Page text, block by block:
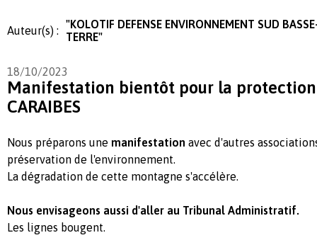
Auteur(s) :
"KOLOTIF DEFENSE ENVIRONNEMENT SUD
TERRE"
18/10/2023
Manifestation bientôt pour la protection
CARAIBES
Nous préparons une manifestation avec d'autres
préservation de l'environnement.
La dégradation de cette montagne s'accélère.
Nous envisageons aussi d'aller au Tribunal Administratif.
Les lignes bougent.